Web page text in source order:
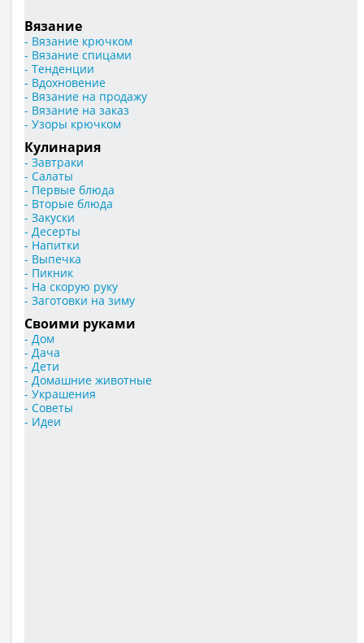
Вязание
- Вязание крючком
- Вязание спицами
- Тенденции
- Вдохновение
- Вязание на продажу
- Вязание на заказ
- Узоры крючком
Кулинария
- Завтраки
- Салаты
- Первые блюда
- Вторые блюда
- Закуски
- Десерты
- Напитки
- Выпечка
- Пикник
- На скорую руку
- Заготовки на зиму
Своими руками
- Дом
- Дача
- Дети
- Домашние животные
- Украшения
- Советы
- Идеи